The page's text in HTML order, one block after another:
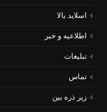
اسلاید بالا
اطلاعیه و خبر
تبلیغات
تماس
زیر ذره بین